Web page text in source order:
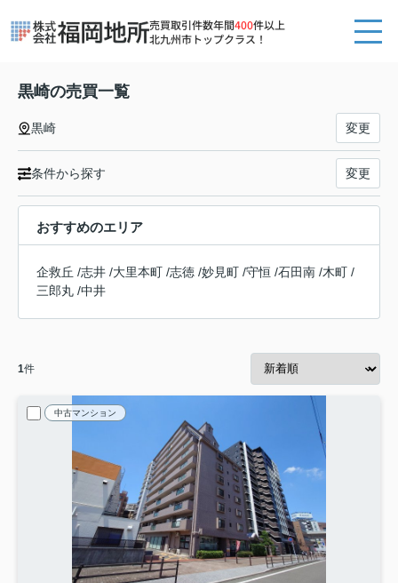
売買取引件数年間400件以上
北九州市トップクラス！
黒崎の売買一覧
黒崎 変更
条件から探す 変更
おすすめのエリア
企救丘 /志井 /大里本町 /志徳 /妙見町 /守恒 /石田南 /木町 /
三郎丸 /中井
1件
中古マンション